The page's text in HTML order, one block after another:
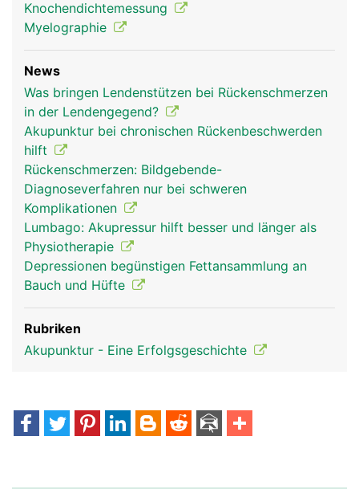
Knochendichtemessung
Myelographie
News
Was bringen Lendenstützen bei Rückenschmerzen
in der Lendengegend?
Akupunktur bei chronischen Rückenbeschwerden
hilft
Rückenschmerzen: Bildgebende-
Diagnoseverfahren nur bei schweren
Komplikationen
Lumbago: Akupressur hilft besser und länger als
Physiotherapie
Depressionen begünstigen Fettansammlung an
Bauch und Hüfte
Rubriken
Akupunktur - Eine Erfolgsgeschichte